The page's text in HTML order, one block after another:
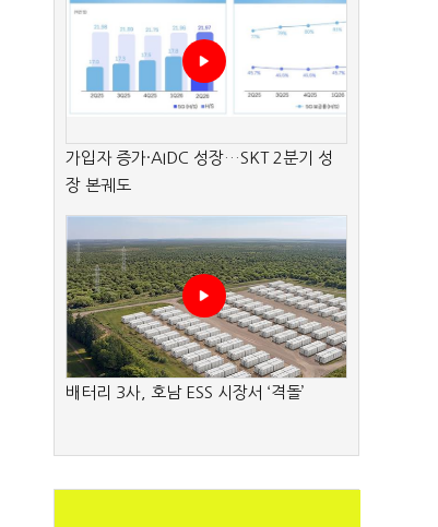
가입자 증가·AIDC 성장…SKT 2분기 성
장 본궤도
배터리 3사, 호남 ESS 시장서 ‘격돌’